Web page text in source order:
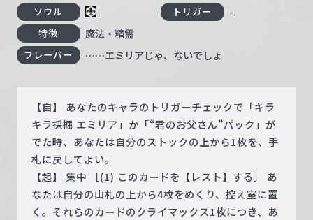
ソウル トリガー -
特徴 魔法・精霊
フレーバー ……エミリアじゃ、ないでしょ
【自】 あなたのキャラのトリガーチェックで「キラ
キラ採掘 エミリア」か「“君のお父さん”パック」が
でた時、あなたは自分のストックの上から1枚を、手
札に戻してよい。
【起】 集中 ［(1) このカードを【レスト】する］ あ
なたは自分の山札の上から4枚をめくり、控え室に置
く。それらのカードのクライマックス1枚につき、あ